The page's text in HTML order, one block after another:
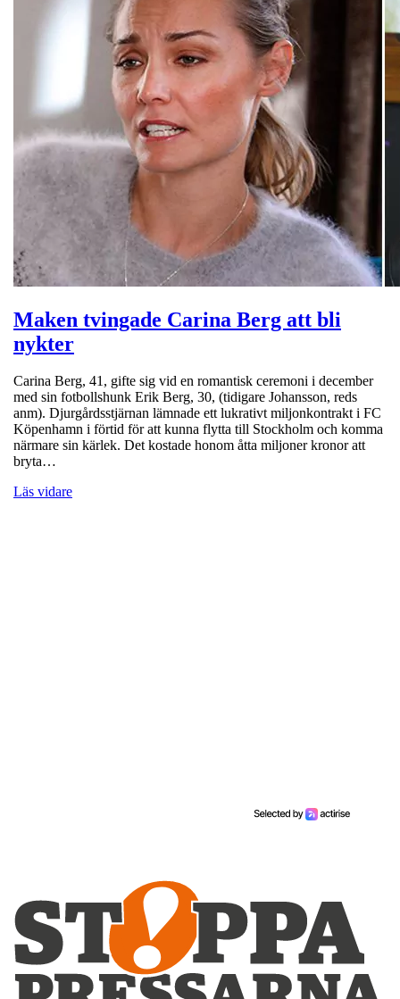
Maken tvingade Carina Berg att bli
nykter
Carina Berg, 41, gifte sig vid en romantisk ceremoni i december
med sin fotbollshunk Erik Berg, 30, (tidigare Johansson, reds
anm). Djurgårdsstjärnan lämnade ett lukrativt miljonkontrakt i FC
Köpenhamn i förtid för att kunna flytta till Stockholm och komma
närmare sin kärlek. Det kostade honom åtta miljoner kronor att
bryta…
Läs vidare